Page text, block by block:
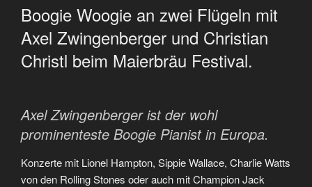
Boogie Woogie an zwei Flügeln mit
Axel Zwingenberger und Christian
Christl beim Maierbräu Festival.
Axel Zwingenberger ist der wohl
prominenteste Boogie Pianist in Europa.
Konzerte mit Lionel Hampton, Sippie Wallace, Charlie Watts
von den Rolling Stones oder auch mit Champion Jack